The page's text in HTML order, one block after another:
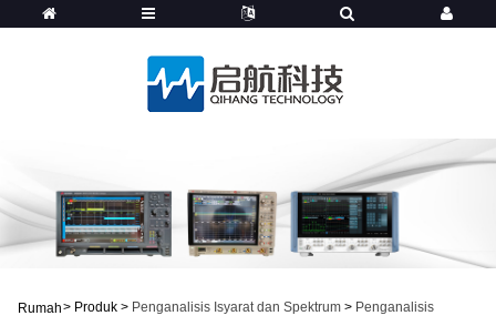
Rumah> Produk > Penganalisis Isyarat dan Spektrum > Penganalisis